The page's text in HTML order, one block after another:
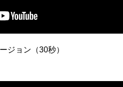
ジョン（30秒）